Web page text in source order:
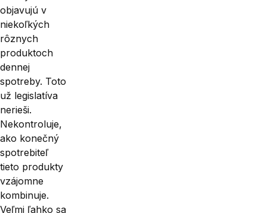
objavujú v
niekoľkých
rôznych
produktoch
dennej
spotreby. Toto
už legislatíva
nerieši.
Nekontroluje,
ako konečný
spotrebiteľ
tieto produkty
vzájomne
kombinuje.
Veľmi ľahko sa